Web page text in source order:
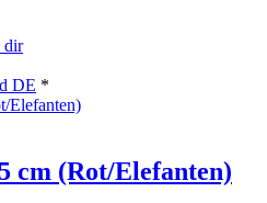
dir
DE *
cm (Rot/Elefanten)